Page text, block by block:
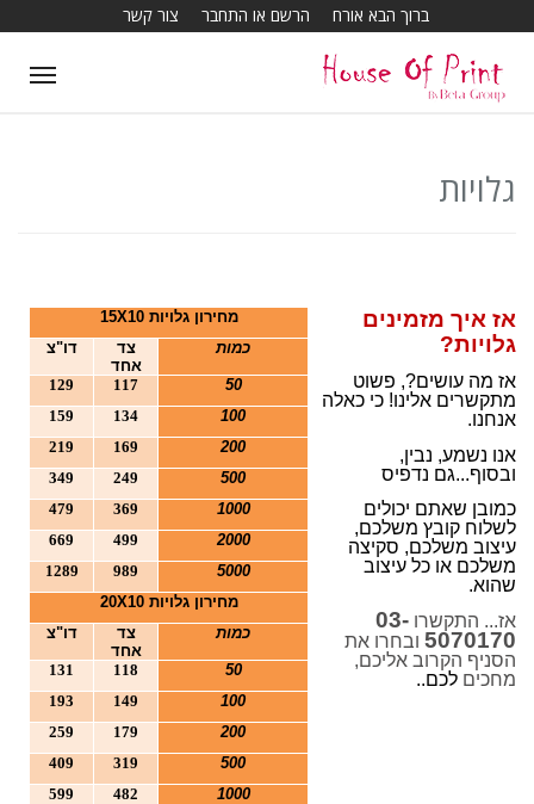
ברוך הבא אורח הרשם או התחבר צור קשר
T
a
v
i
g
a
t
i
o
n
גלויות
מחירון גלויות 15 X10
כמות
צד
אחד
דו"צ
50
117
129
100
134
159
200
169
219
500
249
349
1000
369
479
2000
499
669
5000
989
1289
מחירון גלויות 20
X10
כמות
צד
אחד
דו"צ
50
118
131
100
149
193
200
179
259
500
319
409
1000
482
599
אז איך מזמינים
גלויות?
אז מה עושים?, פשוט
מתקשרים אלינו! כי כאלה
אנחנו.
אנו נשמע, נבין,
ובסוף...גם נדפיס
כמובן שאתם יכולים
לשלוח קובץ משלכם,
עיצוב משלכם, סקיצה
משלכם או כל עיצוב
שהוא.
אז... התקשרו 03-
5070170 ובחרו את
הסניף הקרוב אליכם,
מחכים לכם..